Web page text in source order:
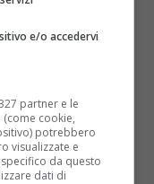
e/o accedervi
partner e le
cookie,
potrebbero
visualizzate e
da questo
dati di